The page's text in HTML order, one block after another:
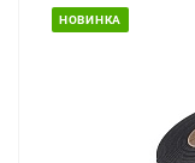
НОВИНКА